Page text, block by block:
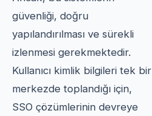
güvenliği, doğru
yapılandırılması ve sürekli
izlenmesi gerekmektedir.
Kullanıcı kimlik bilgileri tek bir
merkezde toplandığı için,
SSO çözümlerinin devreye